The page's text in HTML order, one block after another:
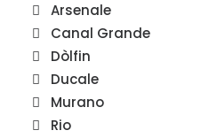
FACEBOOK
INSTAGRAM
Arsenale
Canal Grande
Dòlfin
Ducale
Murano
Rio